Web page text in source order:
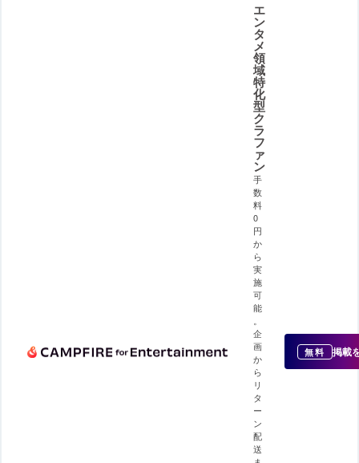
エ
ン
タ
メ
領
域
特
化
型
ク
ラ
フ
ァ
ン
手
数
料
0
円
か
ら
実
施
可
能
。
企
画
か
ら
リ
タ
ー
ン
配
送
無料 掲載